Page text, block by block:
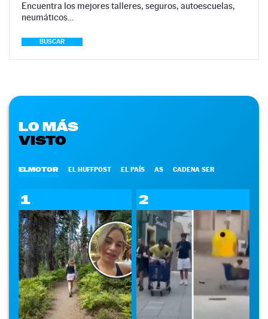
Encuentra los mejores talleres, seguros, autoescuelas,
neumáticos…
BUSCAR
LO MÁS
VISTO
ELMOTOR EL HUFFPOST EL PAÍS AS CADENA SER
1 2